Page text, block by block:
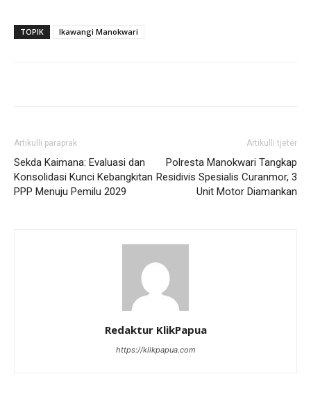
TOPIK Ikawangi Manokwari
Artikulli paraprak
Sekda Kaimana: Evaluasi dan
Konsolidasi Kunci Kebangkitan
PPP Menuju Pemilu 2029
Artikulli tjetër
Polresta Manokwari Tangkap
Residivis Spesialis Curanmor, 3
Unit Motor Diamankan
Redaktur KlikPapua
https://klikpapua.com